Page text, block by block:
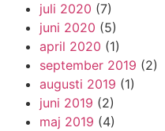
juli 2020 (7)
juni 2020 (5)
april 2020 (1)
september 2019 (2)
augusti 2019 (1)
juni 2019 (2)
maj 2019 (4)